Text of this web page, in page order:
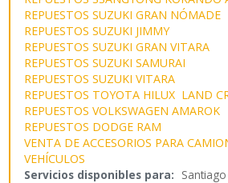
REPUESTOS SUZUKI GRAN NÓMADE
REPUESTOS SUZUKI JIMMY
REPUESTOS SUZUKI GRAN VITARA
REPUESTOS SUZUKI SAMURAI
REPUESTOS SUZUKI VITARA
REPUESTOS TOYOTA HILUX LAND
REPUESTOS VOLKSWAGEN AMAROK
REPUESTOS DODGE RAM
VENTA DE ACCESORIOS PARA
VEHÍCULOS
Servicios disponibles para: Santiago